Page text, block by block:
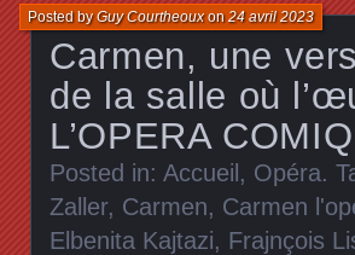
Carmen, une
de la salle où
L’OPERA
Posted byGuy Courtheouxon24 avril 2023
Posted in: Accueil, Opéra.
Zaller, Carmen, Carmen
Elbenita Kajtazi, Frajnçois